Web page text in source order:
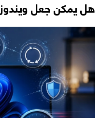
هل يمكن جعل ويندوز 11 أسرع؟